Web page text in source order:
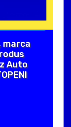
marca
Auto